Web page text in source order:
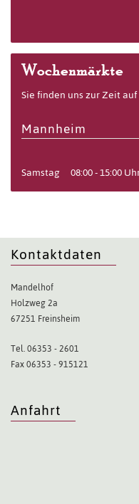
Wochenmärkte
Sie finden uns zur Zeit
Mannheim
Samstag 08:00 - 15:00
Kontaktdaten
Mandelhof
Holzweg 2a
67251 Freinsheim
Tel. 06353 - 2601
Fax 06353 - 915121
Anfahrt